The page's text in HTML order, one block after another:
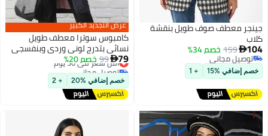
جينجر معطف صوف طويل بنقشة
كلاب
104
159 خصم 34%
توصيل مجاني
توصيل مجاني
خصم إضافي %15 + 1
2
عرض التجديد الكبير
كامبوس سوترا معطف طويل
نسائي بتدرج لوني وردي وبنفسجي
مع جيب بقلاب
79
99 خصم 20%
أقل سعر في 30 يوم
توصيل مجاني
أقل سعر في 30 يوم
خصم إضافي %20 + 2